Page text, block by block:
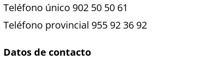
Teléfono único 902 50 50 61
Teléfono provincial 955 92 36 92
Datos de contacto